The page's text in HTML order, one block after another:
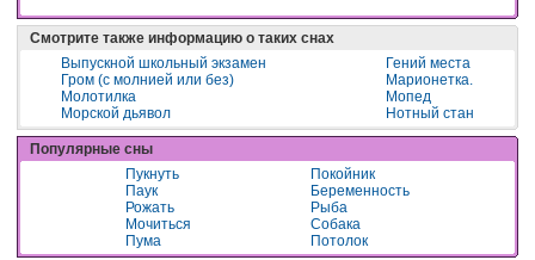
Смотрите также информацию о таких снах
Выпускной школьный экзамен
Гений места
Гром (с молнией или без)
Марионетка.
Молотилка
Мопед
Морской дьявол
Нотный стан
Популярные сны
Пукнуть
Покойник
Паук
Беременность
Рожать
Рыба
Мочиться
Собака
Пума
Потолок